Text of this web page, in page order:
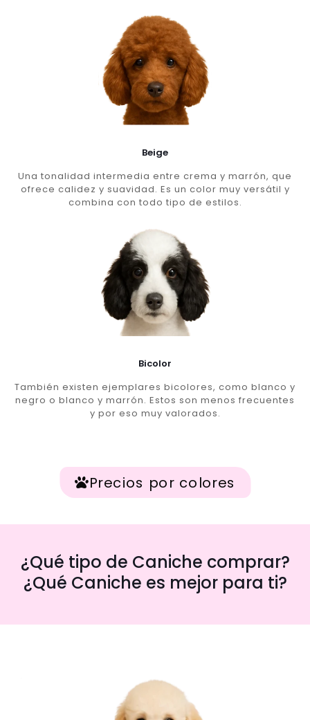
Beige
Una tonalidad intermedia entre crema y marrón, que
ofrece calidez y suavidad. Es un color muy versátil y
combina con todo tipo de estilos.
Bicolor
También existen ejemplares bicolores, como blanco y
negro o blanco y marrón. Estos son menos frecuentes
y por eso muy valorados.
Precios por colores
¿Qué tipo de Caniche comprar?
¿Qué Caniche es mejor para ti?